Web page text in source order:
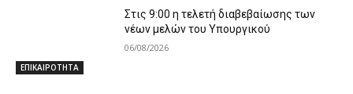
ΕΠΙΚΑΙΡΟΤΗΤΑ
Στις 9:00 η τελετή διαβεβαίωσης των
νέων μελών του Υπουργικού
06/08/2026